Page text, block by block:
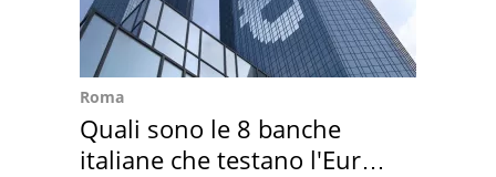
Roma
Quali sono le 8 banche
italiane che testano l'Euro